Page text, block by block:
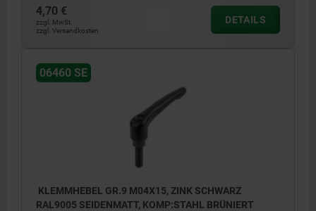
4,70 €
zzgl. MwSt.
zzgl. Versandkosten
DETAILS
06460 SE
KLEMMHEBEL GR.9 M04X15, ZINK SCHWARZ
RAL9005 SEIDENMATT, KOMP:STAHL BRÜNIERT